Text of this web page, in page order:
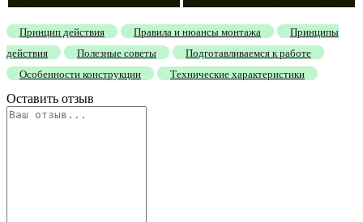
Принцип действия Правила и нюансы монтажа
Принципы
действия
Полезные советы
Подготавливаемся к работе
Особенности конструкции
Технические характеристики
Оставить отзыв